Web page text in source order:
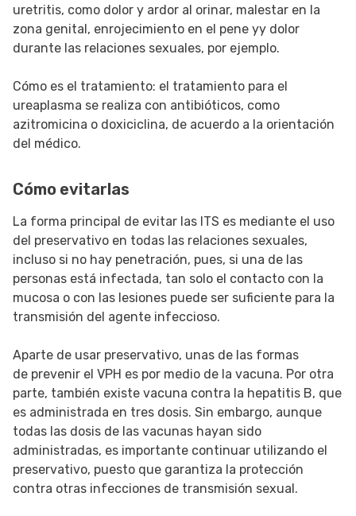
uretritis, como dolor y ardor al orinar, malestar en la
zona genital, enrojecimiento en el pene yy dolor
durante las relaciones sexuales, por ejemplo.
Cómo es el tratamiento: el tratamiento para el
ureaplasma se realiza con antibióticos, como
azitromicina o doxiciclina, de acuerdo a la orientación
del médico.
Cómo evitarlas
La forma principal de evitar las ITS es mediante el uso
del preservativo en todas las relaciones sexuales,
incluso si no hay penetración, pues, si una de las
personas está infectada, tan solo el contacto con la
mucosa o con las lesiones puede ser suficiente para la
transmisión del agente infeccioso.
Aparte de usar preservativo, unas de las formas
de prevenir el VPH es por medio de la vacuna. Por otra
parte, también existe vacuna contra la hepatitis B, que
es administrada en tres dosis. Sin embargo, aunque
todas las dosis de las vacunas hayan sido
administradas, es importante continuar utilizando el
preservativo, puesto que garantiza la protección
contra otras infecciones de transmisión sexual.